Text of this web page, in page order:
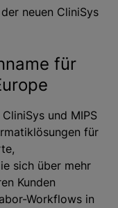
neuen CliniSys
für
und MIPS
für
sich über mehr
Kunden
Workflows in